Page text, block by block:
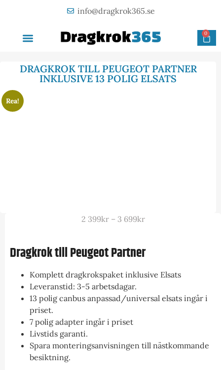
info@dragkrok365.se
0
DRAGKROK TILL PEUGEOT PARTNER
INKLUSIVE 13 POLIG ELSATS
Rea!
2 399kr – 3 699kr
Dragkrok till Peugeot Partner
Komplett dragkrokspaket inklusive Elsats
Leveranstid: 3-5 arbetsdagar.
13 polig canbus anpassad/universal elsats ingår i
priset.
7 polig adapter ingår i priset
Livstids garanti.
Spara monteringsanvisningen till nästkommande
besiktning.